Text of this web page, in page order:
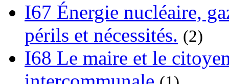
I67 Énergie nucléaire,
périls et nécessités. (2)
I68 Le maire et le